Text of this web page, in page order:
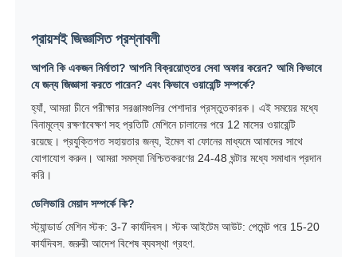
প্রায়শই জিজ্ঞাসিত প্রশ্নাবলী
আপনি কি একজন নির্মাতা? আপনি বিক্রয়োত্তর সেবা অফার করেন? আমি কিভাবে
যে জন্য জিজ্ঞাসা করতে পারেন? এবং কিভাবে ওয়ারেন্টি সম্পর্কে?
হ্যাঁ, আমরা চীনে পরীক্ষার সরঞ্জামগুলির পেশাদার প্রস্তুতকারক। এই সময়ের মধ্যে
বিনামূল্যে রক্ষণাবেক্ষণ সহ প্রতিটি মেশিনে চালানের পরে 12 মাসের ওয়ারেন্টি
রয়েছে। প্রযুক্তিগত সহায়তার জন্য, ইমেল বা ফোনের মাধ্যমে আমাদের সাথে
যোগাযোগ করুন। আমরা সমস্যা নিশ্চিতকরণের 24-48 ঘন্টার মধ্যে সমাধান প্রদান
করি।
ডেলিভারি মেয়াদ সম্পর্কে কি?
স্ট্যান্ডার্ড মেশিন স্টক: 3-7 কার্যদিবস। স্টক আইটেম আউট: পেমেন্ট পরে 15-20
কার্যদিবস. জরুরী আদেশ বিশেষ ব্যবস্থা গ্রহণ.